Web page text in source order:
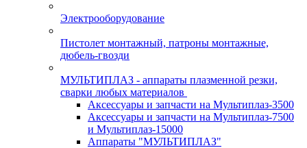
Электрооборудование
Пистолет монтажный, патроны монтажные,
дюбель-гвозди
МУЛЬТИПЛАЗ - аппараты плазменной резки,
сварки любых материалов
Аксессуары и запчасти на Мультиплаз-3500
Аксессуары и запчасти на Мультиплаз-7500
и Мультиплаз-15000
Аппараты "МУЛЬТИПЛАЗ"